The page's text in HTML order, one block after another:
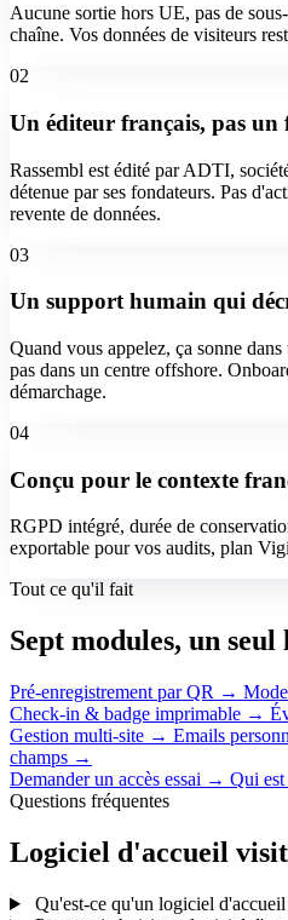
Aucune sortie hors UE, pas de
chaîne. Vos données de visiteurs
02
Un éditeur français, pas un
Rassembl est édité par ADTI,
détenue par ses fondateurs. Pas
revente de données.
03
Un support humain qui
Quand vous appelez, ça sonne
pas dans un centre offshore.
démarchage.
04
Conçu pour le contexte
RGPD intégré, durée de
exportable pour vos audits, plan
Tout ce qu'il fait
Sept modules, un seul
Pré-enregistrement par QR →
Check-in & badge imprimable →
Gestion multi-site → Emails
champs →
Demander un accès essai → Qui
Questions fréquentes
Logiciel d'accueil
Qu'est-ce qu'un logiciel